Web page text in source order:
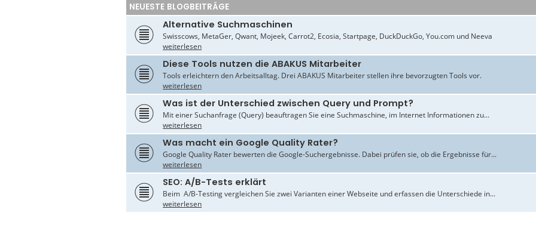
NEUESTE BLOGBEITRÄGE
Alternative Suchmaschinen
Swisscows, MetaGer, Qwant, Mojeek, Carrot2, Ecosia, Startpage, DuckDuckGo, You.com und Neeva
weiterlesen
Diese Tools nutzen die ABAKUS Mitarbeiter
Tools erleichtern den Arbeitsalltag. Drei ABAKUS Mitarbeiter stellen ihre bevorzugten Tools vor.
weiterlesen
Was ist der Unterschied zwischen Query und Prompt?
Mit einer Suchanfrage (Query) beauftragen Sie eine Suchmaschine, im Internet Informationen zu...
weiterlesen
Was macht ein Google Quality Rater?
Google Quality Rater bewerten die Google-Suchergebnisse. Dabei prüfen sie, ob die Ergebnisse für...
weiterlesen
SEO: A/B-Tests erklärt
Beim A/B-Testing vergleichen Sie zwei Varianten einer Webseite und erfassen die Unterschiede in...
weiterlesen